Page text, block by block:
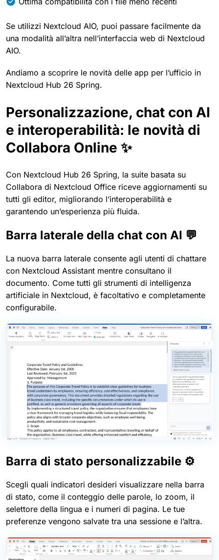
Se utilizzi Nextcloud AIO, puoi passare facilmente da
una modalità all’altra nell’interfaccia web di Nextcloud
AIO.
Andiamo a scoprire le novità delle app per l’ufficio in
Nextcloud Hub 26 Spring.
Personalizzazione, chat con AI
e interoperabilità: le novità di
Collabora Online ✨
Con Nextcloud Hub 26 Spring, la suite basata su
Collabora di Nextcloud Office riceve aggiornamenti su
tutti gli editor, migliorando l’interoperabilità e
garantendo un’esperienza più fluida.
Barra laterale della chat con AI 💬
La nuova barra laterale consente agli utenti di chattare
con Nextcloud Assistant mentre consultano il
documento. Come tutti gli strumenti di intelligenza
artificiale in Nextcloud, è facoltativo e completamente
configurabile.
Barra di stato personalizzabile ⚙️
Scegli quali indicatori desideri visualizzare nella barra
di stato, come il conteggio delle parole, lo zoom, il
selettore della lingua e i numeri di pagina. Le tue
preferenze vengono salvate tra una sessione e l’altra.